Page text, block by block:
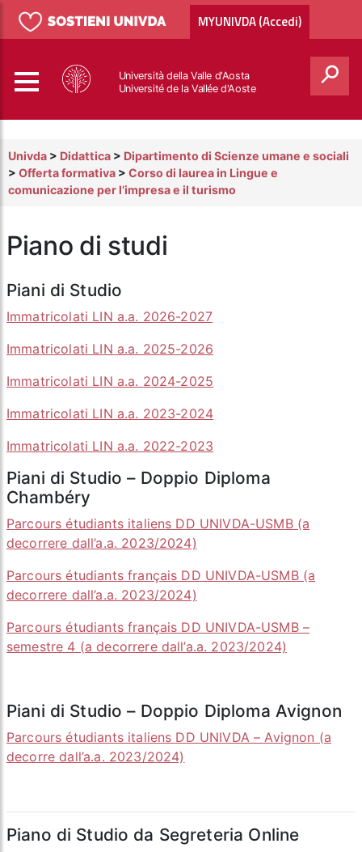
MYUNIVDA (Accedi)
Università della Valle d'Aosta
Université de la Vallée d'Aoste
Univda > Didattica > Dipartimento di Scienze umane e sociali
> Offerta formativa > Corso di laurea in Lingue e
comunicazione per l’impresa e il turismo
Piano di studi
Piani di Studio
Immatricolati LIN a.a. 2026-2027
Immatricolati LIN a.a. 2025-2026
Immatricolati LIN a.a. 2024-2025
Immatricolati LIN a.a. 2023-2024
Immatricolati LIN a.a. 2022-2023
Piani di Studio – Doppio Diploma
Chambéry
Parcours étudiants italiens DD UNIVDA-USMB (a
decorrere dall’a.a. 2023/2024)
Parcours étudiants français DD UNIVDA-USMB (a
decorrere dall’a.a. 2023/2024)
Parcours étudiants français DD UNIVDA-USMB –
semestre 4 (a decorrere dall’a.a. 2023/2024)
Piani di Studio – Doppio Diploma Avignon
Parcours étudiants italiens DD UNIVDA – Avignon (a
decorre dall’a.a. 2023/2024)
Piano di Studio da Segreteria Online